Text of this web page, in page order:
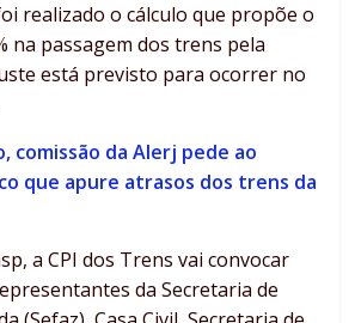
realizado o cálculo que propõe o
na passagem dos trens pela
está previsto para ocorrer no
comissão da Alerj pede ao
que apure atrasos dos trens da
a CPI dos Trens vai convocar
da Secretaria de